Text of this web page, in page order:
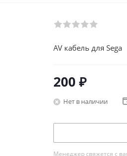
AV кабель для Sega
200 ₽
Нет в наличии
Менеджер свяжется с